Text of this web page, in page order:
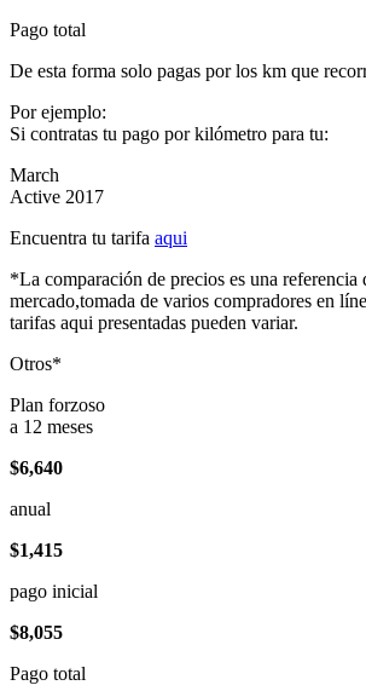
Pago total
De esta forma solo pagas por los km que
Por ejemplo:
Si contratas tu pago por kilómetro para tu:
March
Active 2017
Encuentra tu tarifa aqui
*La comparación de precios es una referencia
mercado,tomada de varios compradores en
tarifas aqui presentadas pueden variar.
Otros*
Plan forzoso
a 12 meses
$6,640
anual
$1,415
pago inicial
$8,055
Pago total